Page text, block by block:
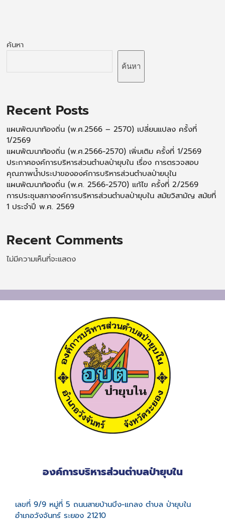
ค้นหา
ค้นหา
Recent Posts
แผนพัฒนาท้องถิ่น (พ.ศ.2566 – 2570) เปลี่ยนแปลง ครั้งที่
1/2569
แผนพัฒนาท้องถิ่น (พ.ศ.2566-2570) เพิ่มเติม ครั้งที่ 1/2569
ประกาศองค์การบริหารส่วนตำบลป่ายุบใน เรื่อง การตรวจสอบ
คุณภาพน้ำประปาขององค์การบริหารส่วนตำบลป่ายบุใน
แผนพัฒนาท้องถิ่น (พ.ศ. 2566-2570) แก้ไข ครั้งที่ 2/2569
การประชุมสภาองค์การบริหารส่วนตำบลป่ายุบใน สมัยวิสามัญ สมัยที่
1 ประจำปี พ.ศ. 2569
Recent Comments
ไม่มีความเห็นที่จะแสดง
องค์การบริหารส่วนตำบลป่ายุบใน
เลขที่ 9/9 หมู่ที่ 5 ถนนสายบ้านบึง-แกลง ตำบล ป่ายุบใน
อำเภอวังจันทร์ ระยอง 21210